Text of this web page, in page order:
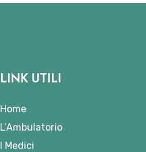
LINK UTILI
Home
L’Ambulatorio
I Medici